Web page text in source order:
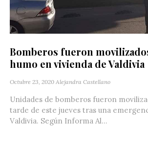
Bomberos fueron
humo en vivienda de Valdivia
Octubre 23, 2020 Alejandra Castellano
Unidades de bomberos fueron
tarde de este jueves tras una
Valdivia. Según Informa Al...